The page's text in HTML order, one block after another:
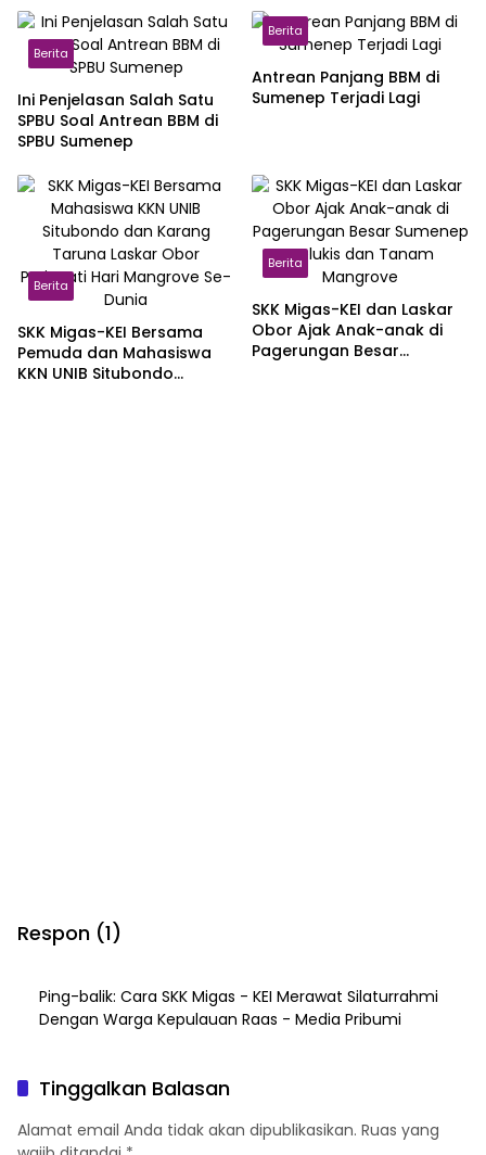
Berita
Ini Penjelasan Salah Satu
SPBU Soal Antrean BBM di
SPBU Sumenep
Berita
Antrean Panjang BBM di
Sumenep Terjadi Lagi
Berita
SKK Migas-KEI Bersama
Pemuda dan Mahasiswa
KKN UNIB Situbondo
Berita
SKK Migas-KEI dan Laskar
Obor Ajak Anak-anak di
Pagerungan Besar
Respon (1)
Ping-balik: Cara SKK Migas - KEI Merawat Silaturrahmi
Dengan Warga Kepulauan Raas - Media Pribumi
Tinggalkan Balasan
Alamat email Anda tidak akan dipublikasikan. Ruas yang